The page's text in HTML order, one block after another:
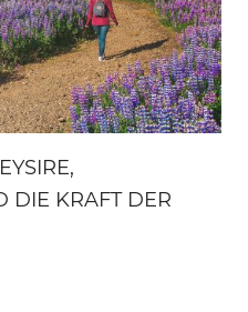
DIE KRAFT DER